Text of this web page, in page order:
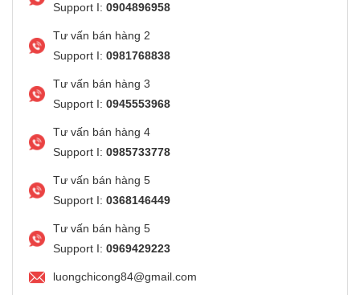
Support I: 0904896958
Tư vấn bán hàng 2
Support I: 0981768838
Tư vấn bán hàng 3
Support I: 0945553968
Tư vấn bán hàng 4
Support I: 0985733778
Tư vấn bán hàng 5
Support I: 0368146449
Tư vấn bán hàng 5
Support I: 0969429223
luongchicong84@gmail.com